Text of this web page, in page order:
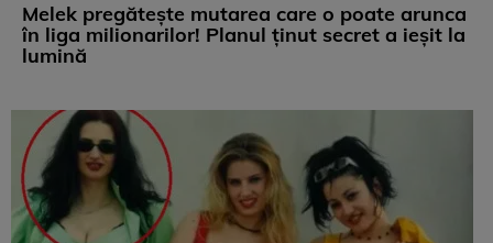
Melek pregătește mutarea care o poate arunca
în liga milionarilor! Planul ținut secret a ieșit la
lumină